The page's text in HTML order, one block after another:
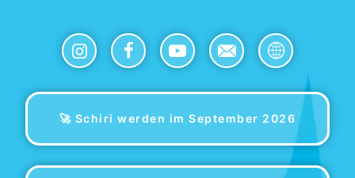
🚀 Schiri werden im September 2026